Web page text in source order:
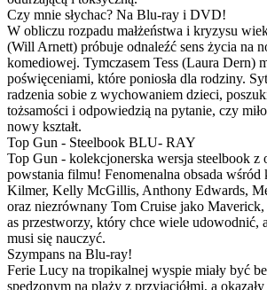
Czy mnie słychac? Na Blu-ray i DVD!
W obliczu rozpadu małżeństwa i kryzysu
(Will Arnett) próbuje odnaleźć sens życia na
komediowej. Tymczasem Tess (Laura Dern)
poświęceniami, które poniosła dla rodziny.
radzenia sobie z wychowaniem dzieci,
tożsamości i odpowiedzią na pytanie, czy
nowy kształt.
Top Gun - Steelbook BLU- RAY
Top Gun - kolekcjonerska wersja steelbook z
powstania filmu! Fenomenalna obsada wśród
Kilmer, Kelly McGillis, Anthony Edwards,
oraz niezrównany Tom Cruise jako Maverick,
as przestworzy, który chce wiele udowodnić,
musi się nauczyć.
Szympans na Blu-ray!
Ferie Lucy na tropikalnej wyspie miały być
spędzonym na plaży z przyjaciółmi, a